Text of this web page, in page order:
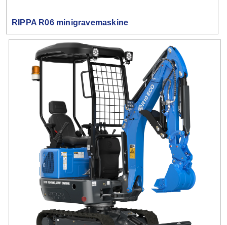
RIPPA R06 minigravemaskine